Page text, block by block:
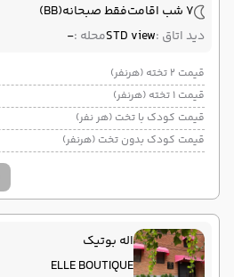
7 شب اقامت فقط صبحانه(BB)
دید اتاق :STD viewمحله :-
قیمت 2 تخته (هرنفر)
قیمت 1 تخته (هرنفر)
قیمت کودک با تخت (هر نفر)
قیمت کودک بدون تخت (هرنفر)
اله بوتیک
ELLE BOUTIQUE